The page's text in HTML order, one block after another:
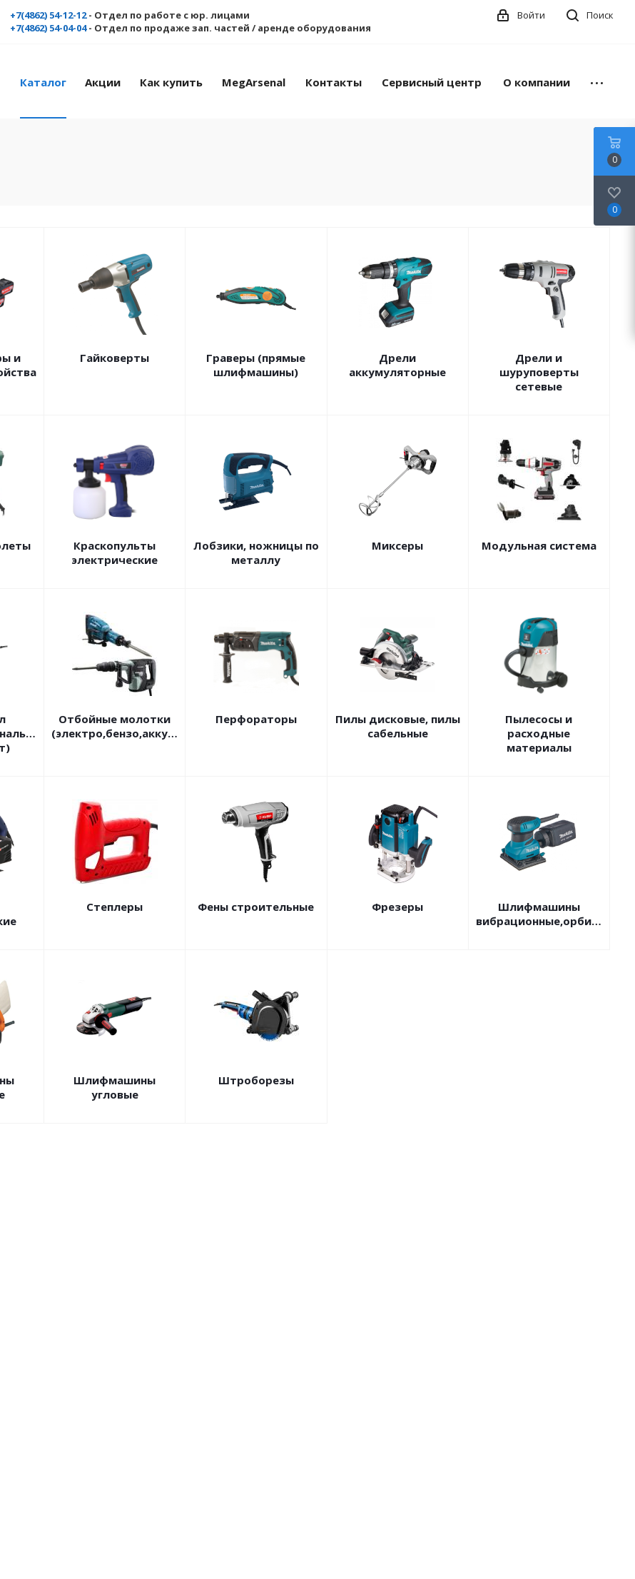
+7(4862) 54-12-12- Отдел по работе с юр. лицами
+7(4862) 54-04-04- Отдел по продаже зап. частей / аренде оборудования
Поиск
Войти
Каталог Акции Как купить MegArsenal Контакты Сервисный центр О компании
и
Гайковерты
Граверы (прямые
шлифмашины)
Дрели
аккумуляторные
Дрели и
шуруповерты
сетевые
Краскопульты
электрические
Лобзики, ножницы по
металлу
Миксеры Модульная система
Отбойные молотки
(электро,бензо,аккумуляторные)
Перфораторы
Пилы дисковые, пилы
сабельные
Пылесосы и
расходные
материалы
Степлеры Фены строительные Фрезеры
Шлифмашины
вибрационные,орбитальные,полировальные
Шлифмашины
угловые
Штроборезы
0
0